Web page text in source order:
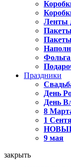
Ленты
Пакеты
Фольга
Праздники
День
День
8
1
9 мая
закрыть